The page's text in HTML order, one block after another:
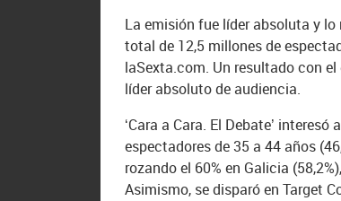
La emisión fue líder absoluta y
total de 12,5 millones de
laSexta.com. Un resultado con
líder absoluto de audiencia.
‘Cara a Cara. El Debate’
espectadores de 35 a 44 años
rozando el 60% en Galicia
Asimismo, se disparó en Target